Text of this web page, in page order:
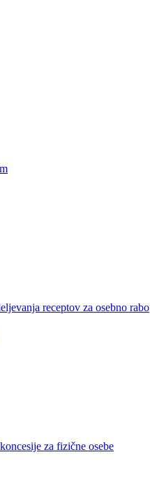
receptov za osebno rabo
za fizične osebe